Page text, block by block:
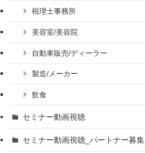
税理士事務所
美容室/美容院
自動車販売/ディーラー
製造/メーカー
飲食
セミナー動画視聴
セミナー動画視聴_パートナー募集